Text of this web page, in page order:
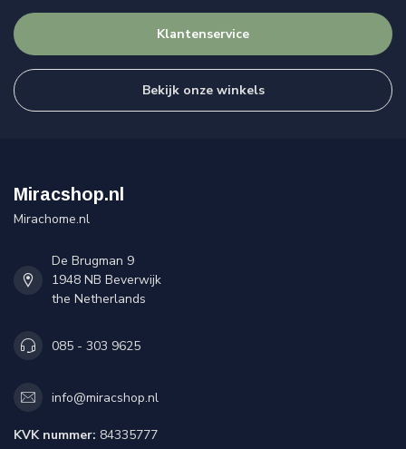
Klantenservice
Bekijk onze winkels
Miracshop.nl
Mirachome.nl
De Brugman 9
1948 NB Beverwijk
the Netherlands
085 - 303 9625
info@miracshop.nl
KVK nummer: 84335777